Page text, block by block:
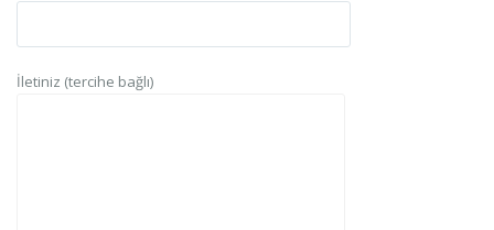
İletiniz (tercihe bağlı)